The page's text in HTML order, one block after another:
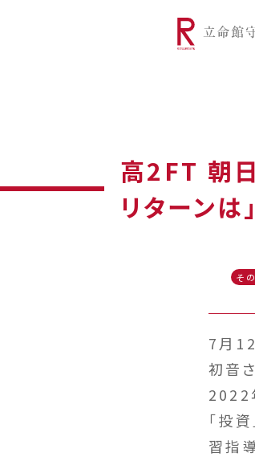
高2FT 朝
リターンは」
そ
7月12
初音
2022
「投
習指